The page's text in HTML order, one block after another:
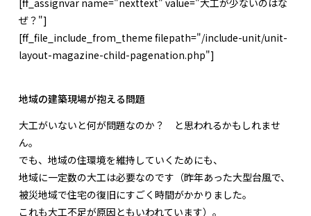
[ff_assignvar name="nexttext" value="大工が少ないのはな
ぜ？"]
[ff_file_include_from_theme filepath="/include-unit/unit-
layout-magazine-child-pagenation.php"]
地域の建築現場が抱える問題
大工がいないと何が問題なのか？ と思われるかもしれませ
ん。
でも、地域の住環境を維持していくためにも、
地域に一定数の大工は必要なのです（昨年あった大型台風で、
被災地域で住宅の復旧にすごく時間がかかりました。
これも大工不足が原因ともいわれています）。